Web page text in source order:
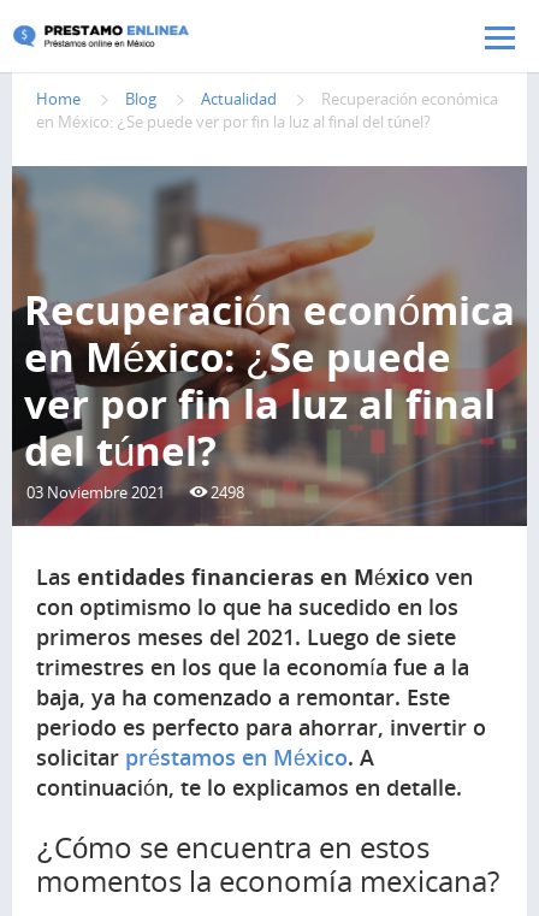
Pasar al contenido principal
Home Blog Actualidad
Recuperación económica
en México: ¿Se puede ver por fin la luz al final del túnel?
Recuperación económica
en México: ¿Se puede
ver por fin la luz al final
del túnel?
03 Noviembre 2021 2498
Las entidades financieras en México ven
con optimismo lo que ha sucedido en los
primeros meses del 2021. Luego de siete
trimestres en los que la economía fue a la
baja, ya ha comenzado a remontar. Este
periodo es perfecto para ahorrar, invertir o
solicitar préstamos en México. A
continuación, te lo explicamos en detalle.
¿Cómo se encuentra en estos
momentos la economía mexicana?